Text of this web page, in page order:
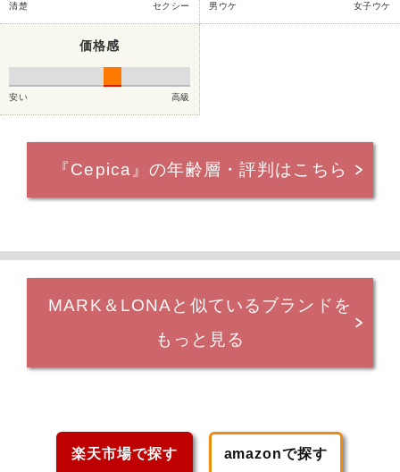
清楚 セクシー 男ウケ 女子ウケ
価格感
安い 高級
『Cepica』の年齢層・評判はこちら
MARK＆LONAと似ているブランドを
もっと見る
楽天市場で探す amazonで探す